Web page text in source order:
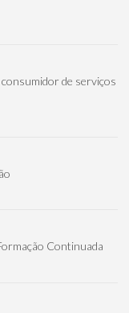
de serviços
Continuada